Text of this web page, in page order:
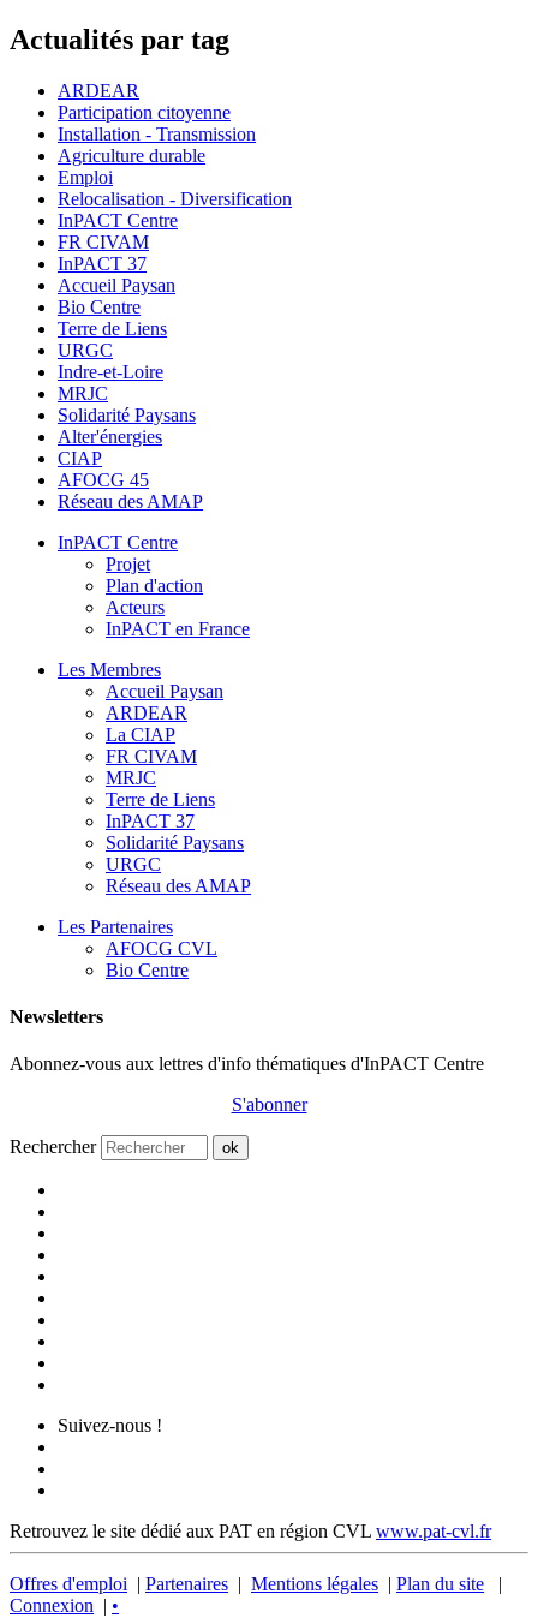
Actualités par tag
ARDEAR
Participation citoyenne
Installation - Transmission
Agriculture durable
Emploi
Relocalisation - Diversification
InPACT Centre
FR CIVAM
InPACT 37
Accueil Paysan
Bio Centre
Terre de Liens
URGC
Indre-et-Loire
MRJC
Solidarité Paysans
Alter'énergies
CIAP
AFOCG 45
Réseau des AMAP
InPACT Centre
Projet
Plan d'action
Acteurs
InPACT en France
Les Membres
Accueil Paysan
ARDEAR
La CIAP
FR CIVAM
MRJC
Terre de Liens
InPACT 37
Solidarité Paysans
URGC
Réseau des AMAP
Les Partenaires
AFOCG CVL
Bio Centre
Newsletters
Abonnez-vous aux lettres d'info thématiques d'InPACT Centre
S'abonner
Rechercher ok
Suivez-nous !
Retrouvez le site dédié aux PAT en région CVL www.pat-cvl.fr
Offres d'emploi | Partenaires | Mentions légales | Plan du site |
Connexion | •